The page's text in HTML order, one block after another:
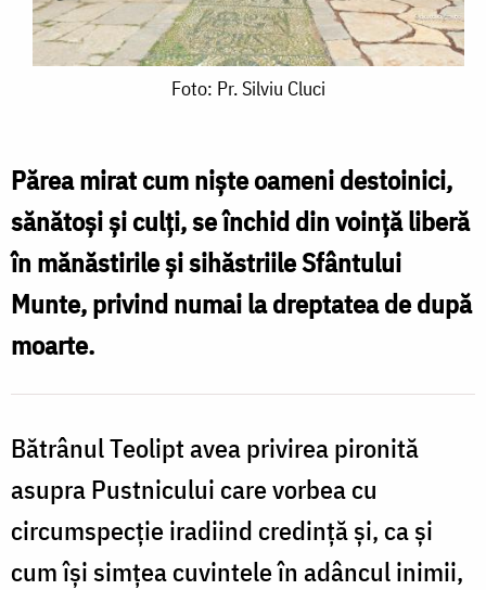
Cluci
Foto: Pr. Silviu Cluci
Părea mirat cum niște oameni destoinici,
sănătoși și culți, se închid din voință liberă
în mănăstirile și sihăstriile Sfântului
Munte, privind numai la dreptatea de după
moarte.
Bătrânul Teolipt avea privirea pironită
asupra Pustnicului care vorbea cu
circumspecție iradiind credință și, ca și
cum își simțea cuvintele în adâncul inimii,